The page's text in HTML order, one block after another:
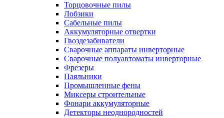
Торцовочные пилы
Лобзики
Сабельные пилы
Аккумуляторные отвертки
Гвоздезабиватели
Сварочные аппараты инверторные
Сварочные полуавтоматы инверторные
Фрезеры
Паяльники
Промышленные фены
Миксеры строительные
Фонари аккумуляторные
Детекторы неоднородностей